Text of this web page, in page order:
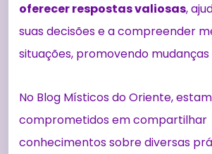
oferecer respostas valiosas,
suas decisões e a compreender
situações, promovendo mudanças
No Blog Místicos do Oriente,
comprometidos em compartilhar
conhecimentos sobre diversas